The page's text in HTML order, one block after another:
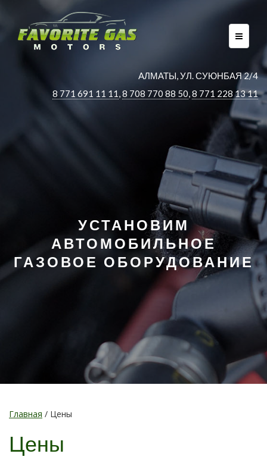
AЛМАТЫ, УЛ. СУЮНБАЯ 2/4
8 771 691 11 11 8 708 770 88 50 8 771 228 13 11
УСТАНОВИМ
АВТОМОБИЛЬНОЕ
ГАЗОВОЕ ОБОРУДОВАНИЕ
Главная / Цены
Цены